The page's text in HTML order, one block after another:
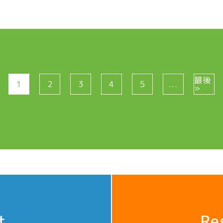
1 2 3 4 5 ... 最後
»